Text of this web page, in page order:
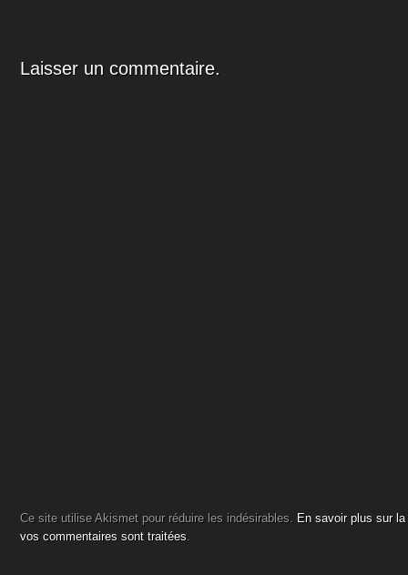
Laisser un commentaire.
Ce site utilise Akismet pour réduire les indésirables. En savoir plus sur
vos commentaires sont traitées.